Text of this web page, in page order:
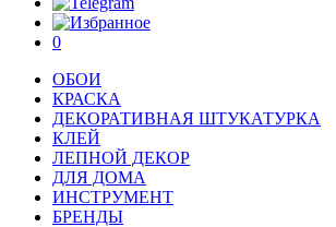
0
ОБОИ
КРАСКА
ДЕКОРАТИВНАЯ ШТУКАТУРКА
КЛЕЙ
ЛЕПНОЙ ДЕКОР
ДЛЯ ДОМА
ИНСТРУМЕНТ
БРЕНДЫ